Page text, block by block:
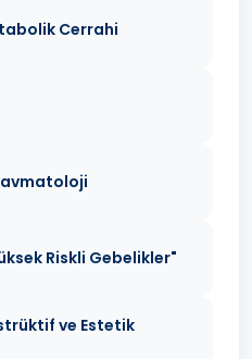
Cerrahi
Riskli Gebelikler"
ve Estetik